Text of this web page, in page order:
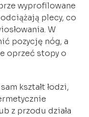
wyprofilowane
plecy, co
W
pozycję nóg, a
oprzeć stopy o
kształt łodzi,
z przodu działa